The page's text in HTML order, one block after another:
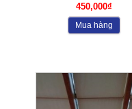
450,000₫
Mua hàng